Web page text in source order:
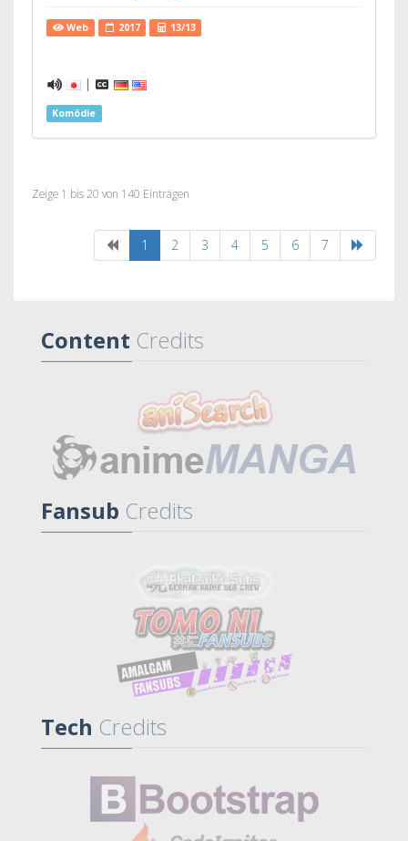
Web 2017 13/13
|
Komödie
Zeige 1 bis 20 von 140 Einträgen
1 2 3 4 5 6 7
Content Credits
Fansub Credits
Tech Credits